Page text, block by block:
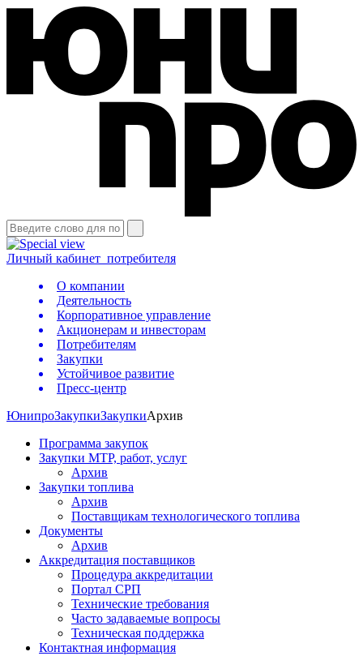
Личный кабинет потребителя
О компании
Деятельность
Корпоративное управление
Акционерам и инвесторам
Потребителям
Закупки
Устойчивое развитие
Пресс-центр
ЮнипроЗакупкиЗакупкиАрхив
Программа закупок
Закупки МТР, работ, услуг
Архив
Закупки топлива
Архив
Поставщикам технологического топлива
Документы
Архив
Аккредитация поставщиков
Процедура аккредитации
Портал СРП
Технические требования
Часто задаваемые вопросы
Техническая поддержка
Контактная информация